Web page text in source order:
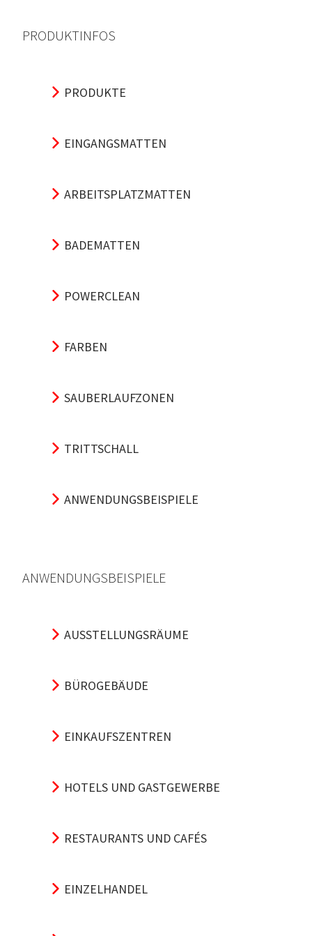
PRODUKTINFOS
PRODUKTE
EINGANGSMATTEN
ARBEITSPLATZMATTEN
BADEMATTEN
POWERCLEAN
FARBEN
SAUBERLAUFZONEN
TRITTSCHALL
ANWENDUNGSBEISPIELE
ANWENDUNGSBEISPIELE
AUSSTELLUNGSRÄUME
BÜROGEBÄUDE
EINKAUFSZENTREN
HOTELS UND GASTGEWERBE
RESTAURANTS UND CAFÉS
EINZELHANDEL